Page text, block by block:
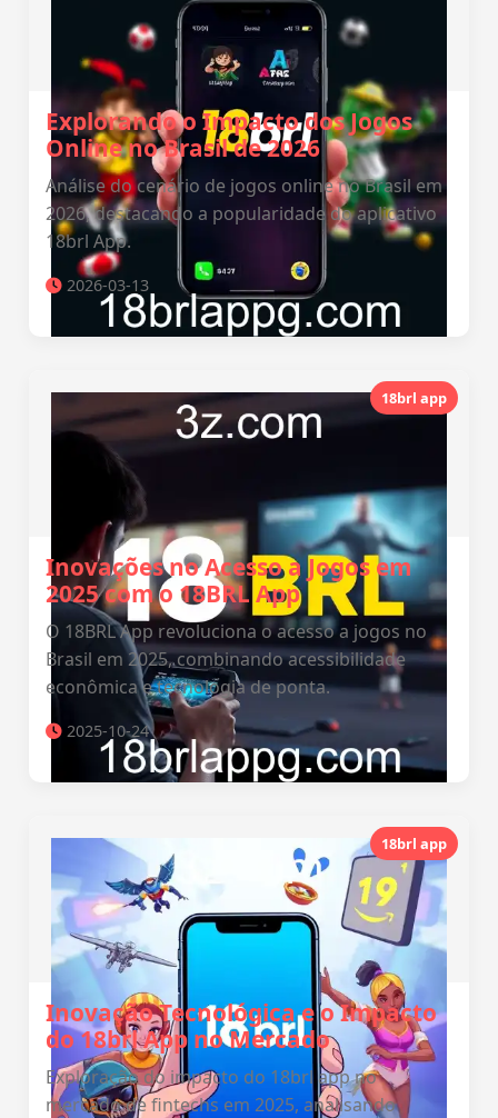
Explorando o Impacto dos Jogos
Online no Brasil de 2026
Análise do cenário de jogos online no Brasil em
2026, destacando a popularidade do aplicativo
18brl App.
2026-03-13
18brl app
Inovações no Acesso a Jogos em
2025 com o 18BRL App
O 18BRL App revoluciona o acesso a jogos no
Brasil em 2025, combinando acessibilidade
econômica e tecnologia de ponta.
2025-10-24
18brl app
Inovação Tecnológica e o Impacto
do 18brl App no Mercado
Exploração do impacto do 18brl app no
mercado de fintechs em 2025, analisando